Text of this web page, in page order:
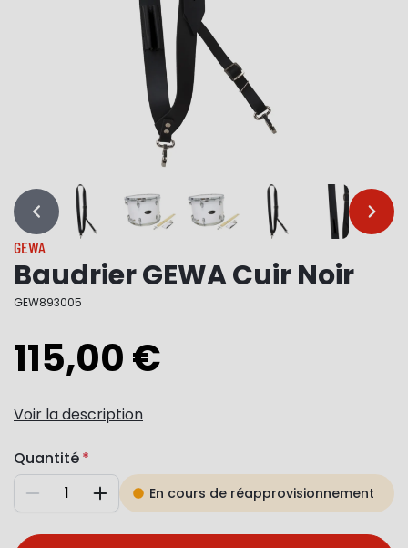
… …
GEWA
Baudrier GEWA Cuir Noir
GEW893005
115,00 €
Voir la description
Quantité
Diminuer AugmenterEn cours de réapprovisionnement